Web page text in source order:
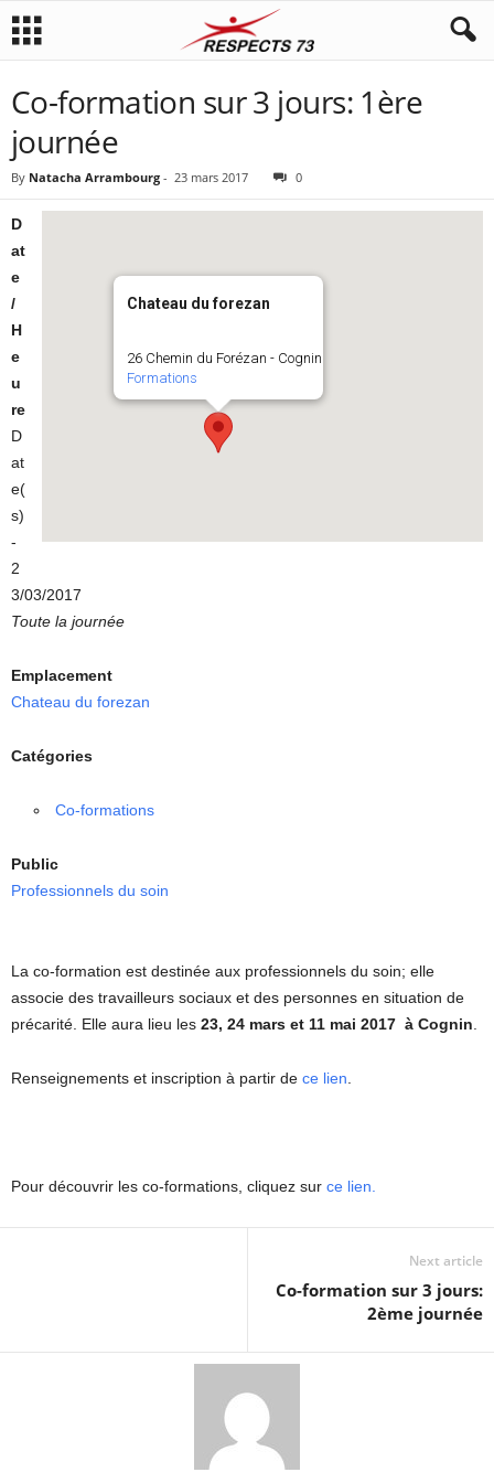
Co-formation sur 3 jours: 1ère
journée
By Natacha Arrambourg - 23 mars 2017 0
Chateau du forezan
26 Chemin du Forézan - Cognin
Formations
D
at
e
/
H
e
u
re
D
at
e(
s)
-
2
3/03/2017
Toute la journée
Emplacement
Chateau du forezan
Catégories
Co-formations
Public
Professionnels du soin
La co-formation est destinée aux professionnels du soin; elle
associe des travailleurs sociaux et des personnes en situation de
précarité. Elle aura lieu les 23, 24 mars et 11 mai 2017 à Cognin
Renseignements et inscription à partir de ce lien
Pour découvrir les co-formations, cliquez sur ce lien.
Next article
Co-formation sur 3 jours:
2ème journée